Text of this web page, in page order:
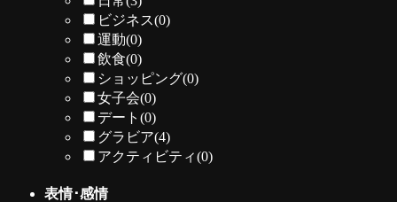
ビジネス(0)
運動(0)
飲食(0)
ショッピング(0)
女子会(0)
デート(0)
グラビア(4)
アクティビティ(0)
表情･感情